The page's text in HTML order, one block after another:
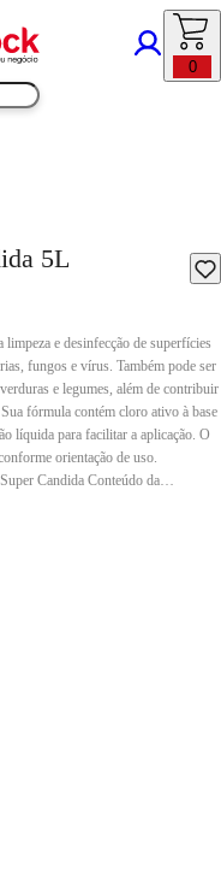
0
5L
e desinfecção de superfícies
fungos e vírus. Também pode ser
e legumes, além de contribuir
fórmula contém cloro ativo à base
líquida para facilitar a aplicação. O
orientação de uso.
Candida Conteúdo da